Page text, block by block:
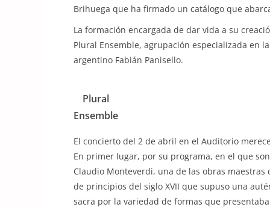
Brihuega que ha firmado un catálogo que
La formación encargada de dar vida a su
Plural Ensemble, agrupación especializada en
argentino Fabián Panisello.
Plural
Ensemble
El concierto del 2 de abril en el Auditorio
En primer lugar, por su programa, en el que
Claudio Monteverdi, una de las obras
de principios del siglo XVII que supuso una
sacra por la variedad de formas que